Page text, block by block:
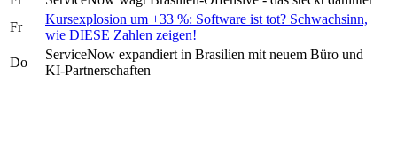
Fr
Kursexplosion um +33 %: Software ist tot? Schwachsinn,
wie DIESE Zahlen zeigen!
Do
ServiceNow expandiert in Brasilien mit neuem Büro und
KI-Partnerschaften